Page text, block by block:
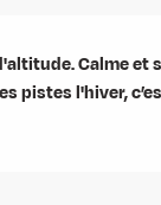
Calme et
pistes l'hiver,